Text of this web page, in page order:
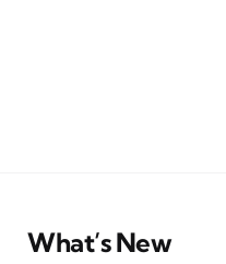
What’s New